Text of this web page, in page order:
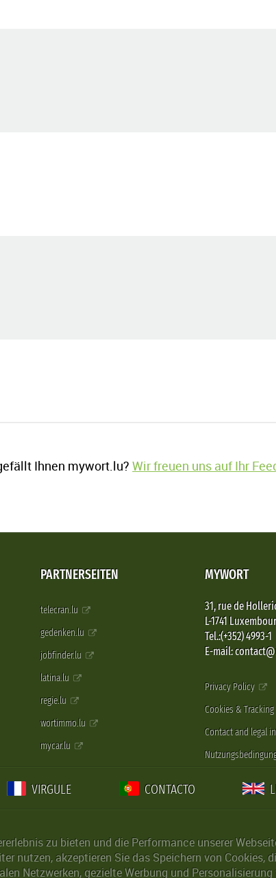
Ihnen mywort.lu?Wir freuen uns auf Ihr
PARTNERSEITEN
telecran.lu
gedenken.lu
jobfinder.lu
latina.lu
regie.lu
wortimmo.lu
mycar.lu
MYWORT
31, rue de
L-1741
Tel.:(+352) 4993-1
E-mail:
Privacy Policy
Cookies & Tracking
Contact and legal
VIRGULE CONTACTO
zu bieten und die Performance unserer
nutzen, akzeptieren Sie das Speichern von
Netzwerken, gezielte Werbung und